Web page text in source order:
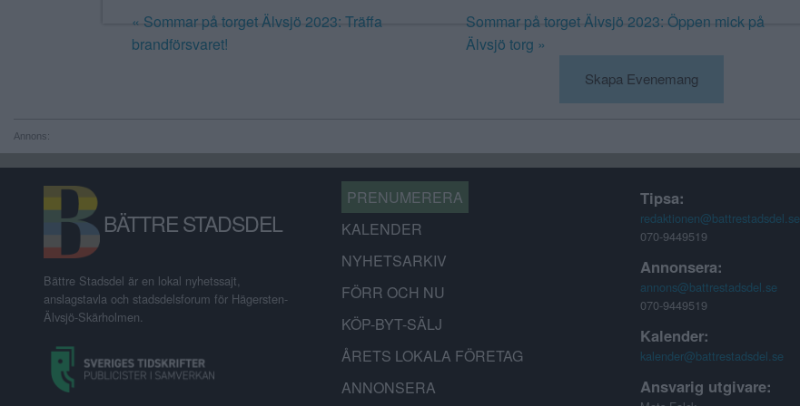
« Sommar på torget Älvsjö 2023: Träffa
brandförsvaret!
Sommar på torget Älvsjö 2023: Öppen mick på
Älvsjö torg »
Skapa Evenemang
Annons:
BÄTTRE STADSDEL
Bättre Stadsdel är en lokal nyhetssajt,
anslagstavla och stadsdelsforum för Hägersten-
Älvsjö-Skärholmen.
PRENUMERERA
KALENDER
NYHETSARKIV
FÖRR OCH NU
KÖP-BYT-SÄLJ
ÅRETS LOKALA FÖRETAG
ANNONSERA
Tipsa:
redaktionen@battrestadsdel.se
070-9449519
Annonsera:
annons@battrestadsdel.se
070-9449519
Kalender:
kalender@battrestadsdel.se
Ansvarig utgivare: